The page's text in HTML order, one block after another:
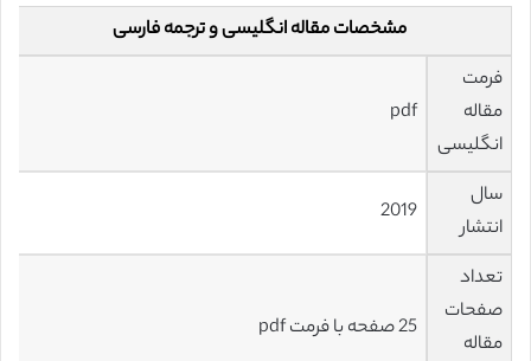
مشخصات مقاله انگلیسی و ترجمه فارسی
فرمت
مقاله
انگلیسی
pdf
سال
انتشار
2019
تعداد
صفحات
مقاله
25 صفحه با فرمت pdf